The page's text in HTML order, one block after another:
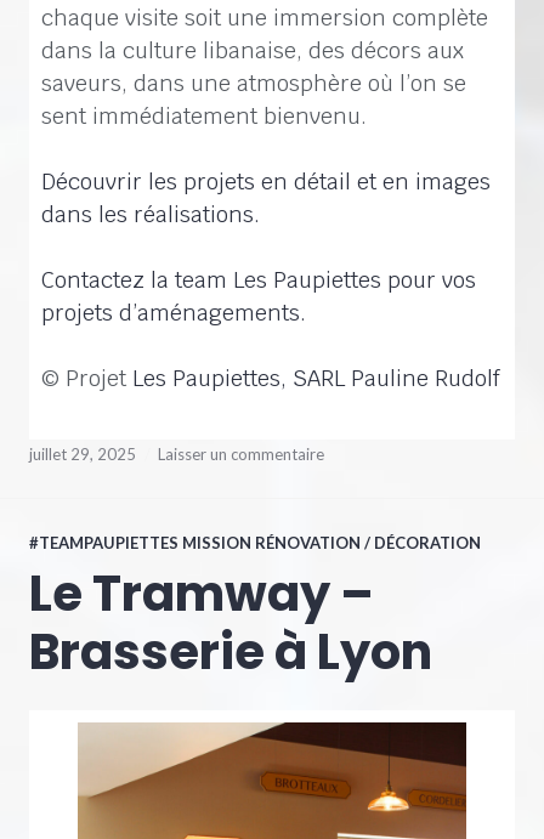
chaque visite soit une immersion complète
dans la culture libanaise, des décors aux
saveurs, dans une atmosphère où l’on se
sent immédiatement bienvenu.
Découvrir les projets en détail et en images
dans les réalisations.
Contactez la team Les Paupiettes pour vos
projets d’aménagements.
© Projet Les Paupiettes, SARL Pauline Rudolf
juillet 29, 2025 Laisser un commentaire
#TEAMPAUPIETTES MISSION RÉNOVATION / DÉCORATION
Le Tramway –
Brasserie à Lyon